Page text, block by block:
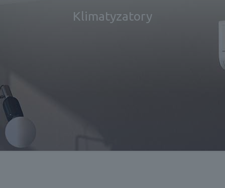
Klimatyzatory